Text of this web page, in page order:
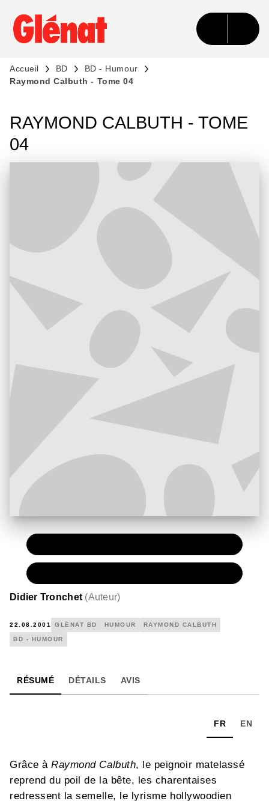
MENU RECHERCHE CONTENU
PIED DE PAGE
Accueil BD
BD - Humour
Raymond Calbuth - Tome 04
RAYMOND CALBUTH - TOME
04
Didier Tronchet (Auteur)
22.08.2001 GLÉNAT BD HUMOUR RAYMOND CALBUTH
BD - HUMOUR
RÉSUMÉ DÉTAILS AVIS
FR EN
Grâce àRaymond Calbuth, le peignoir matelassé
reprend du poil de la bête, les charentaises
redressent la semelle, le lyrisme hollywoodien